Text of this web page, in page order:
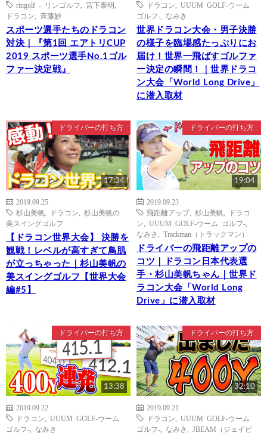
ringolf - リンゴルフ 宮下泰明
ドラコン
斉藤妙
スポーツ選手たちのドラコン
対決｜『第1回 エアトリCUP
2019 スポーツ選手No.1ゴル
ファー決定戦』
ドラコン
UUUM GOLF-ウーム
ゴルフ-
なみき
世界ドラコン大会・男子決勝
の様子を臨場感たっぷりにお
届け！世界一飛ばすゴルファ
ー決定の瞬間！｜世界ドラコ
ン大会「World Long Drive」
に潜入取材
ドライバーの打ち方
17:34
2019.09.25
杉山美帆
ドラコン
杉山美帆の
美スイングゴルフ
【ドラコン世界大会】 決勝を
観戦！レベルが高すぎて鳥肌
が立っちゃった｜杉山美帆の
美スイングゴルフ【世界大会
編#5】
ドライバーの打ち方
19:04
2019.09.23
飛距離アップ, 杉山美帆
ドラコ
ン
UUUM GOLF-ウーム ゴルフ-
なみき
Trackman（トラックマン）
ドライバーの飛距離アップの
コツ｜ドラコン日本代表選
手・杉山美帆ちゃん｜世界ド
ラコン大会「World Long
Drive」に潜入取材
ドライバーの打ち方
13:38
2019.09.22
ドラコン
UUUM GOLF-ウーム
ゴルフ-
なみき
ドライバーの打ち方
32:10
2019.09.21
ドラコン
UUUM GOLF-ウーム
ゴルフ-
なみき
JBEAM（ジェイビ